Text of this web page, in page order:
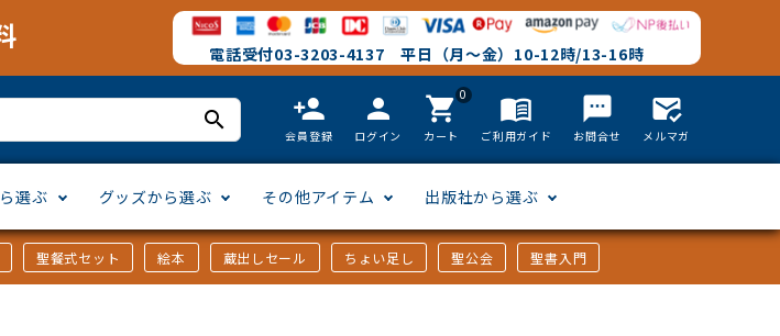
電話受付03-3203-4137 平日（月～金）10-12時/13-16時
search person_add
会員登録
person
ログイン
0
shopping_cart
カート
menu_book
ご利用ガイド
textsms
お問合せ
mark_email_read
メルマガ
選ぶ グッズから選ぶ その他アイテム 出版社から選ぶ
聖餐式セット 絵本 蔵出しセール ちょい足し 聖公会 聖書入門